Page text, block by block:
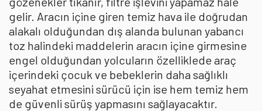
gelir. Aracın içine giren temiz hava ile doğrudan
alakalı olduğundan dış alanda bulunan yabancı
toz halindeki maddelerin aracın içine girmesine
engel olduğundan yolcuların özelliklede araç
içerindeki çocuk ve bebeklerin daha sağlıklı
seyahat etmesini sürücü için ise hem temiz hem
de güvenli sürüş yapmasını sağlayacaktır.